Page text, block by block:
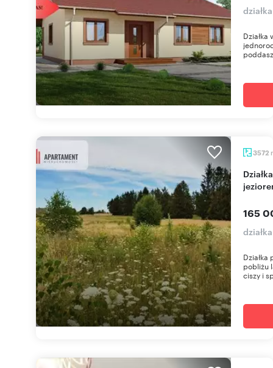
3572
Działka 3572 m² z warunkami zabudowy, lasem i
165
Działka
pobliżu
ciszy i